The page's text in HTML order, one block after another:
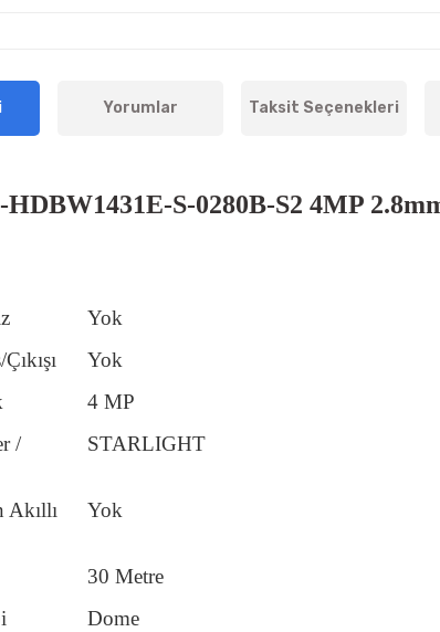
Yorumlar Taksit Seçenekleri
HDBW1431E-S-0280B-S2 4MP
Yok
Yok
4 MP
/
STARLIGHT
Akıllı
Yok
30 Metre
Dome